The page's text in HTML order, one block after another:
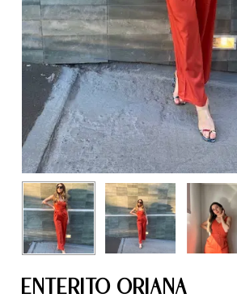
ENTERITO ORIANA